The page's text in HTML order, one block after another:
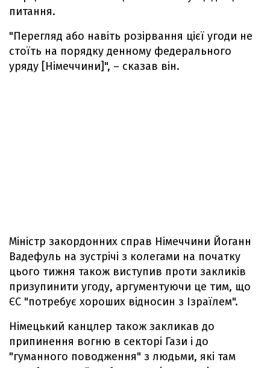
питання.
"Перегляд або навіть розірвання цієї угоди не
стоїть на порядку денному федерального
уряду [Німеччини]", – сказав він.
Міністр закордонних справ Німеччини Йоганн
Вадефуль на зустрічі з колегами на початку
цього тижня також виступив проти закликів
призупинити угоду, аргументуючи це тим, що
ЄС "потребує хороших відносин з Ізраїлем".
Німецький канцлер також закликав до
припинення вогню в секторі Гази і до
"гуманного поводження" з людьми, які там